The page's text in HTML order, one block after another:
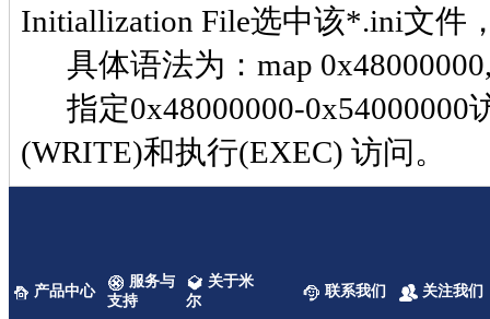
Initiallization File选中该*.ini文件
具体语法为：map 0x48000000,
指定0x48000000-0x54000000
(WRITE)和执行(EXEC) 访问。
产品中心
服务与
支持
关于米
尔
联系我们 关注我们